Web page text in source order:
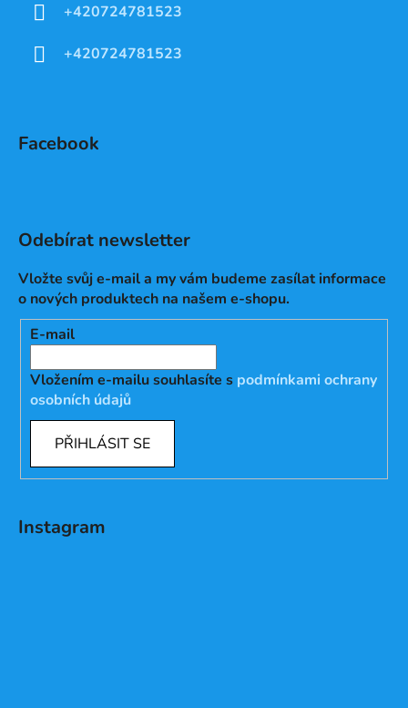
+420724781523
+420724781523
Facebook
Odebírat newsletter
Vložte svůj e-mail a my vám budeme zasílat informace
o nových produktech na našem e-shopu.
E-mail
Vložením e-mailu souhlasíte s podmínkami ochrany
osobních údajů
PŘIHLÁSIT SE
Instagram